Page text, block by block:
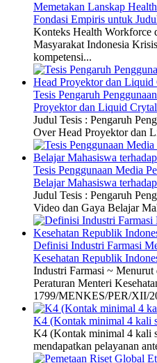
Memetakan Lanskap
Fondasi Empiris untuk
Konteks Health Workforce
Masyarakat Indonesia
kompetensi...
Tesis Pengaruh
Proyektor dan Liquid
Judul Tesis : Pengaruh
Over Head Proyektor dan
Tesis Penggunaan Media
Belajar Mahasiswa
Judul Tesis : Pengaruh
Video dan Gaya Belajar
Definisi Industri Farmasi
Kesehatan Republik
Industri Farmasi ~
Peraturan Menteri
1799/MENKES/PER/XII/
K4 (Kontak minimal 4 kali
K4 (Kontak minimal 4 kali
mendapatkan pelayanan